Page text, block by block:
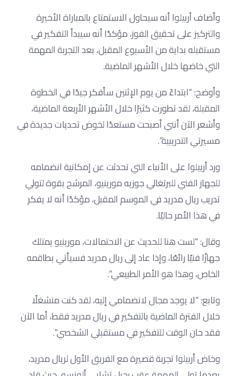
وأضاف أربيلوا أنه سيحاول الاستمتاع بالمباراة الأخيرة
والتركيز على تحقيق الفوز، مؤكدًا أنه سيبدأ التفكير في
مستقبله بداية من الأسبوع المقبل، بعد التجربة المهمة
التي خاضها خلال الأشهر الماضية.
وأوضح: “ابتداءً من يوم الإثنين سأفكر جيدًا في الخطوة
المقبلة، لقد تطورت كثيرًا خلال الأشهر الأربعة الماضية،
وأشعر الآن أنني أصبحت مستعدًا لخوض تحديات جديدة في
مسيرتي التدريبية”.
ورد أربيلوا على الأنباء التي تحدثت عن إمكانية انضمامه
للجهاز الفني للبرتغالي جوزيه مورينيو، المرشح بقوة لتولي
تدريب ريال مدريد في الموسم المقبل، مؤكدًا أنه لا يفكر
في هذا الأمر حاليًا.
وقال: “لست هنا للحديث عن الاحتمالات، مورينيو يمتلك
جهازًا فنيًا رائعًا، وإذا عاد إلى ريال مدريد فسيأتي بطاقمه
الخاص، وهذا هو الأمر الطبيعي”.
وتابع: “لا يوجد مجال لانضمامي إليه، لقد كنت منشغلًا
خلال الفترة الماضية بالتفكير في ريال مدريد فقط، أما الآن
فقد حان الوقت للتفكير في مستقبلي الشخصي”.
وخاض أربيلوا تجربة قصيرة مع الفريق الأول لريال مدريد،